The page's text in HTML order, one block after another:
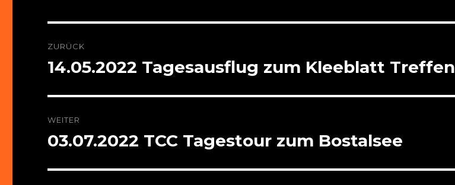
ZURÜCK
Vorheriger
14.05.2022 Tagesausflug zum Kleeblatt Treffen
WEITER
Nächster
03.07.2022 TCC Tagestour zum Bostalsee